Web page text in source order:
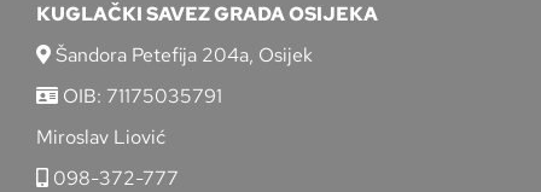
KUGLAČKI SAVEZ GRADA OSIJEKA
Šandora Petefija 204a, Osijek
OIB: 71175035791
Miroslav Liović
098-372-777